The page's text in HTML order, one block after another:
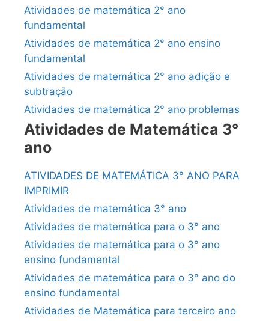
Atividades de matemática 2° ano
fundamental
Atividades de matemática 2° ano ensino
fundamental
Atividades de matemática 2° ano adição e
subtração
Atividades de matemática 2° ano problemas
Atividades de Matemática 3°
ano
ATIVIDADES DE MATEMÁTICA 3° ANO PARA
IMPRIMIR
Atividades de matemática 3° ano
Atividades de matemática para o 3° ano
Atividades de matemática para o 3° ano
ensino fundamental
Atividades de matemática para o 3° ano do
ensino fundamental
Atividades de Matemática para terceiro ano